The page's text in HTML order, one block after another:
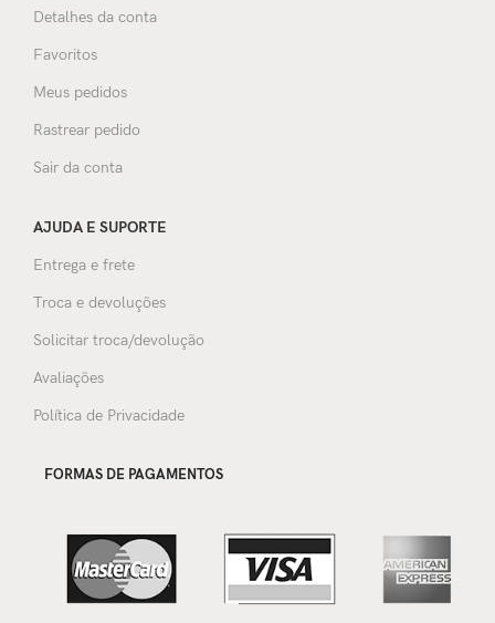
Detalhes da conta
Favoritos
Meus pedidos
Rastrear pedido
Sair da conta
AJUDA E SUPORTE
Entrega e frete
Troca e devoluções
Solicitar troca/devolução
Avaliações
Política de Privacidade
FORMAS DE PAGAMENTOS